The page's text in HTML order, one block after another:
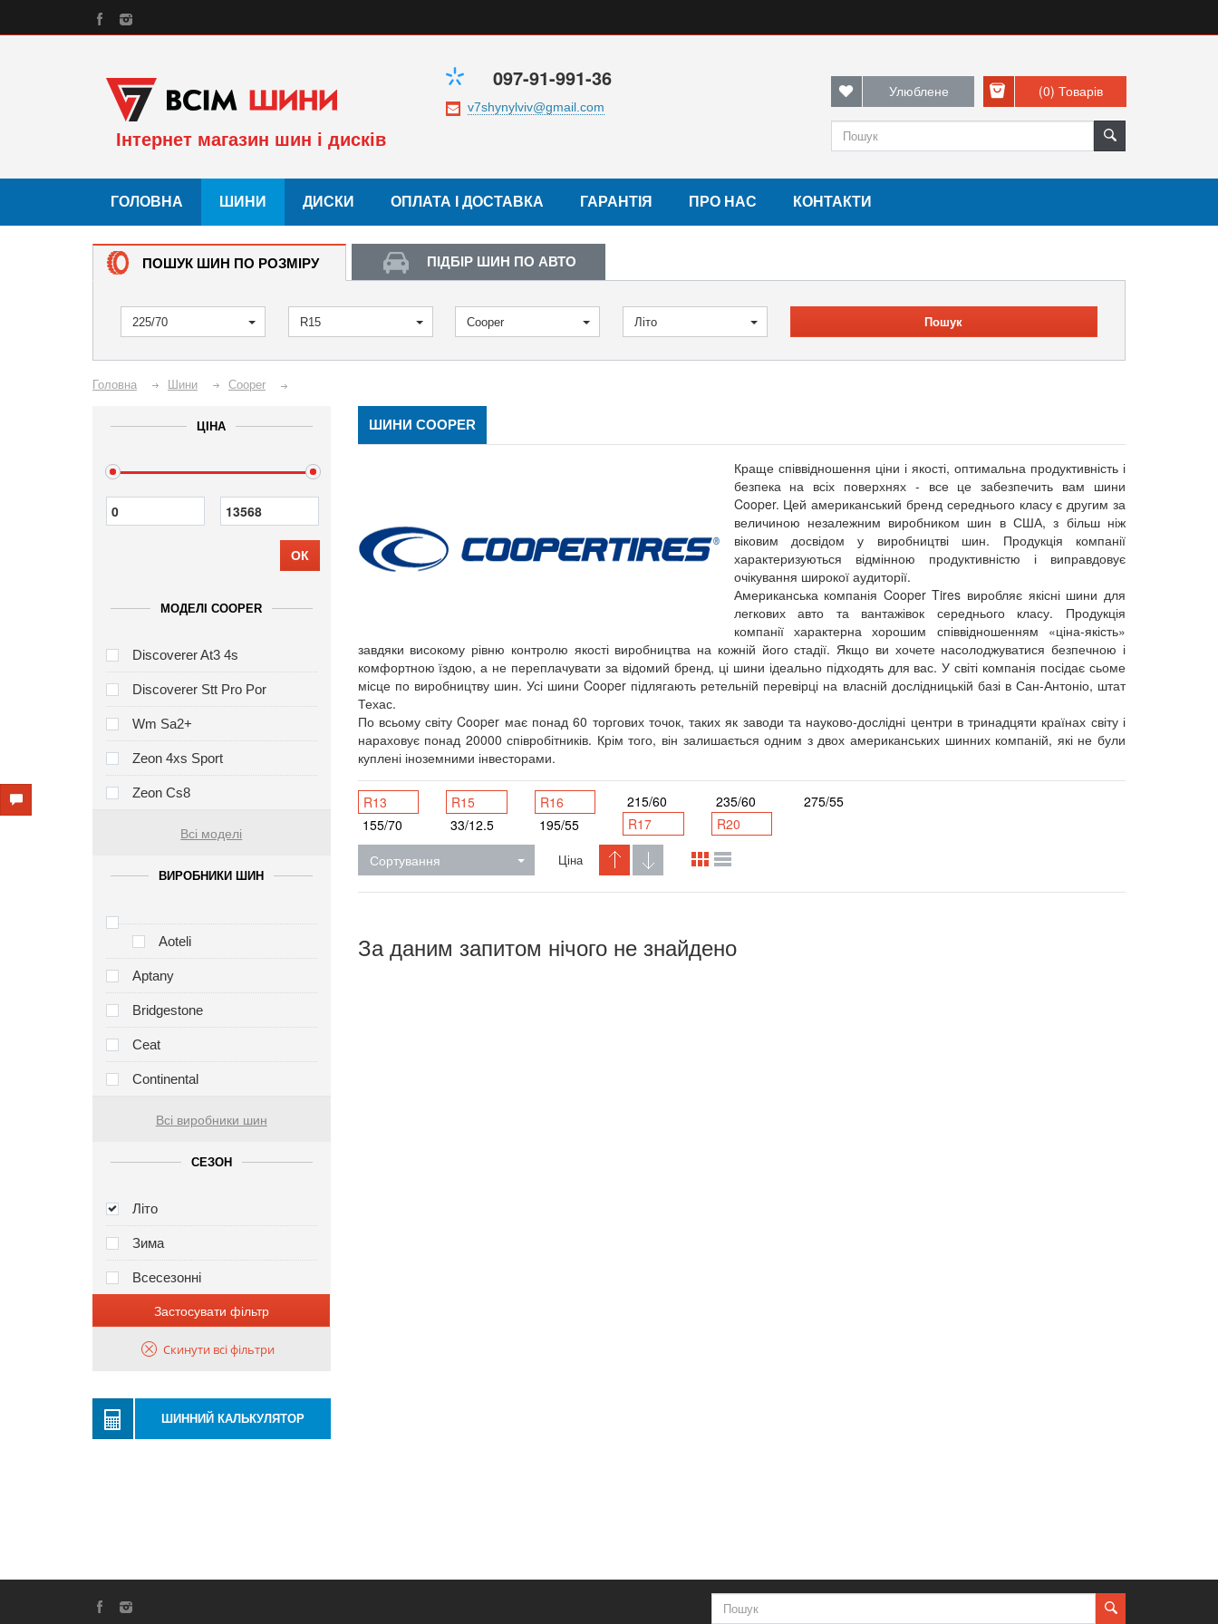
Інтернет магазин шин і дисків
097-91-991-36 Улюблене (0) Товарів
ГОЛОВНА ШИНИ ДИСКИ ОПЛАТА І ДОСТАВКА ГАРАНТІЯ ПРО НАС КОНТАКТИ
ПОШУК ШИН ПО РОЗМІРУ ПІДБІР ШИН ПО АВТО
225/70 R15 Cooper Літо Пошук
Головна Шини Cooper
ЦІНА
ОК
МОДЕЛІ COOPER
Discoverer At3 4s
Discoverer Stt Pro Por
Wm Sa2+
Zeon 4xs Sport
Zeon Cs8
Всі моделі
ВИРОБНИКИ ШИН
Aoteli
Aptany
Bridgestone
Ceat
Continental
Всі виробники шин
СЕЗОН
Літо
Зима
Всесезонні
Застосувати фільтр
Скинути всі фільтри
ШИННИЙ КАЛЬКУЛЯТОР
ШИНИ COOPER
Краще співвідношення ціни і якості, оптимальна продуктивність і
безпека на всіх поверхнях - все це забезпечить вам шини
Cooper. Цей американський бренд середнього класу є другим за
величиною незалежним виробником шин в США, з більш ніж
віковим досвідом у виробництві шин. Продукція компанії
характеризуються відмінною продуктивністю і виправдовує
очікування широкої аудиторії.
Американська компанія Cooper Tires виробляє якісні шини для
легкових авто та вантажівок середнього класу. Продукція
компанії характерна хорошим співвідношенням «ціна-якість»
завдяки високому рівню контролю якості виробництва на кожній його стадії. Якщо ви хочете насолоджуватися безпечною і
комфортною їздою, а не переплачувати за відомий бренд, ці шини ідеально підходять для вас. У світі компанія посідає сьоме
місце по виробництву шин. Усі шини Cooper підлягають ретельній перевірці на власній дослідницькій базі в Сан-Антоніо, штат
Техас.
По всьому світу Cooper має понад 60 торгових точок, таких як заводи та науково-дослідні центри в тринадцяти країнах світу і
нараховує понад 20000 співробітників. Крім того, він залишається одним з двох американських шинних компаній, які не були
куплені іноземними інвесторами.
R13
155/70
R15
33/12.5
R16
195/55
215/60
R17
235/60
R20
275/55
Сортування Ціна
За даним запитом нічого не знайдено